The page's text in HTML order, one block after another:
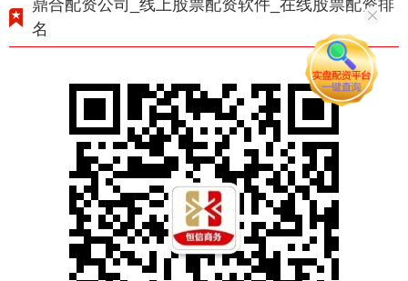
鼎合配资公司_线上股票配资软件_在线股票配资排
名